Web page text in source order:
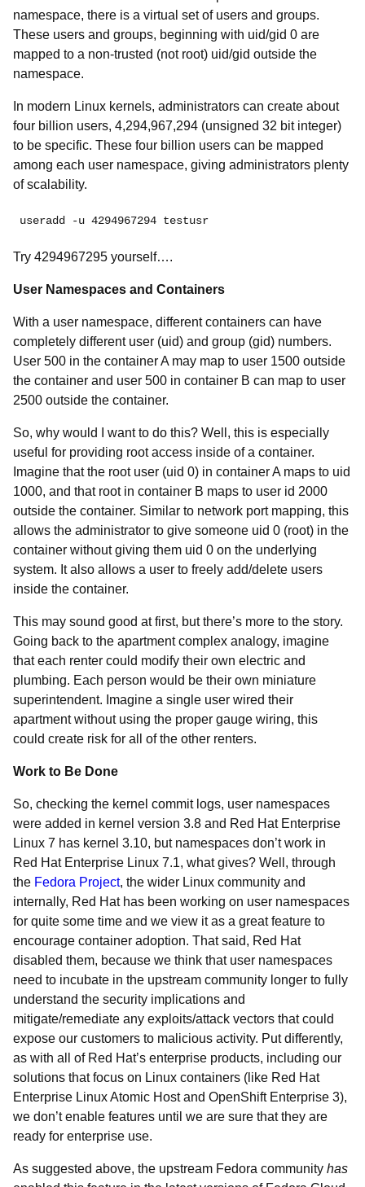
namespace, there is a virtual set of users and groups.
These users and groups, beginning with uid/gid 0 are
mapped to a non-trusted (not root) uid/gid outside the
namespace.
In modern Linux kernels, administrators can create about
four billion users, 4,294,967,294 (unsigned 32 bit integer)
to be specific. These four billion users can be mapped
among each user namespace, giving administrators plenty
of scalability.
useradd -u 4294967294 testusr
Try 4294967295 yourself….
User Namespaces and Containers
With a user namespace, different containers can have
completely different user (uid) and group (gid) numbers.
User 500 in the container A may map to user 1500 outside
the container and user 500 in container B can map to user
2500 outside the container.
So, why would I want to do this? Well, this is especially
useful for providing root access inside of a container.
Imagine that the root user (uid 0) in container A maps to uid
1000, and that root in container B maps to user id 2000
outside the container. Similar to network port mapping, this
allows the administrator to give someone uid 0 (root) in the
container without giving them uid 0 on the underlying
system. It also allows a user to freely add/delete users
inside the container.
This may sound good at first, but there’s more to the story.
Going back to the apartment complex analogy, imagine
that each renter could modify their own electric and
plumbing. Each person would be their own miniature
superintendent. Imagine a single user wired their
apartment without using the proper gauge wiring, this
could create risk for all of the other renters.
Work to Be Done
So, checking the kernel commit logs, user namespaces
were added in kernel version 3.8 and Red Hat Enterprise
Linux 7 has kernel 3.10, but namespaces don’t work in
Red Hat Enterprise Linux 7.1, what gives? Well, through
the Fedora Project, the wider Linux community and
internally, Red Hat has been working on user namespaces
for quite some time and we view it as a great feature to
encourage container adoption. That said, Red Hat
disabled them, because we think that user namespaces
need to incubate in the upstream community longer to fully
understand the security implications and
mitigate/remediate any exploits/attack vectors that could
expose our customers to malicious activity. Put differently,
as with all of Red Hat’s enterprise products, including our
solutions that focus on Linux containers (like Red Hat
Enterprise Linux Atomic Host and OpenShift Enterprise 3),
we don’t enable features until we are sure that they are
ready for enterprise use.
As suggested above, the upstream Fedora community has